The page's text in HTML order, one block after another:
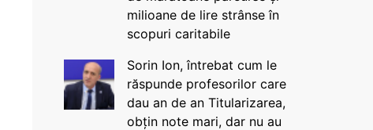
milioane de lire strânse în
scopuri caritabile
Sorin Ion, întrebat cum le
răspunde profesorilor care
dau an de an Titularizarea,
obțin note mari, dar nu au